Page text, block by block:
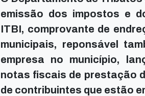
emissão dos impostos e
ITBI, comprovante de
municipais, reponsável
empresa no município,
notas fiscais de prestação
de contribuintes que estão